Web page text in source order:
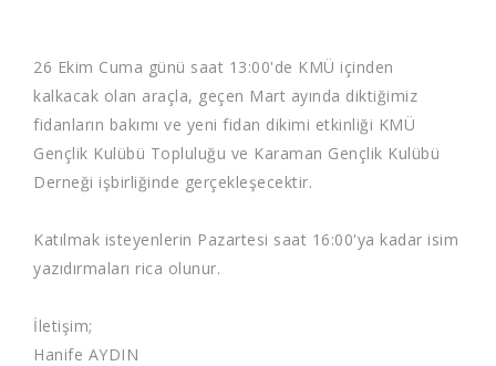
26 Ekim Cuma günü saat 13:00'de KMÜ içinden
kalkacak olan araçla, geçen Mart ayında diktiğimiz
fidanların bakımı ve yeni fidan dikimi etkinliği KMÜ
Gençlik Kulübü Topluluğu ve Karaman Gençlik Kulübü
Derneği işbirliğinde gerçekleşecektir.
Katılmak isteyenlerin Pazartesi saat 16:00'ya kadar isim
yazıdırmaları rica olunur.
İletişim;
Hanife AYDIN